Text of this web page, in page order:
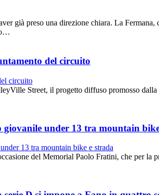
già preso una direzione chiara. La
del circuito
Street, il progetto diffuso promosso
giovanile under 13 tra mountain
del Memorial Paolo Fratini, che per